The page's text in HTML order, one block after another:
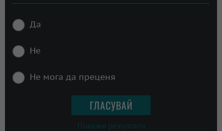
Да
Не
Не мога да преценя
Покажи резултати